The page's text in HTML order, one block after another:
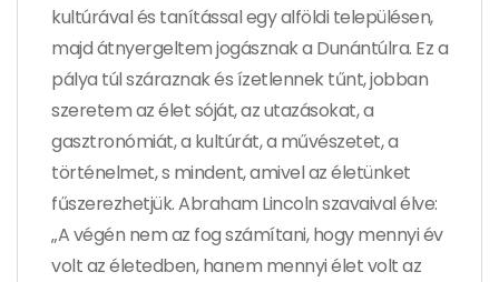
kultúrával és tanítással egy alföldi településen,
majd átnyergeltem jogásznak a Dunántúlra. Ez a
pálya túl száraznak és ízetlennek tűnt, jobban
szeretem az élet sóját, az utazásokat, a
gasztronómiát, a kultúrát, a művészetet, a
történelmet, s mindent, amivel az életünket
fűszerezhetjük. Abraham Lincoln szavaival élve:
„A végén nem az fog számítani, hogy mennyi év
volt az életedben, hanem mennyi élet volt az